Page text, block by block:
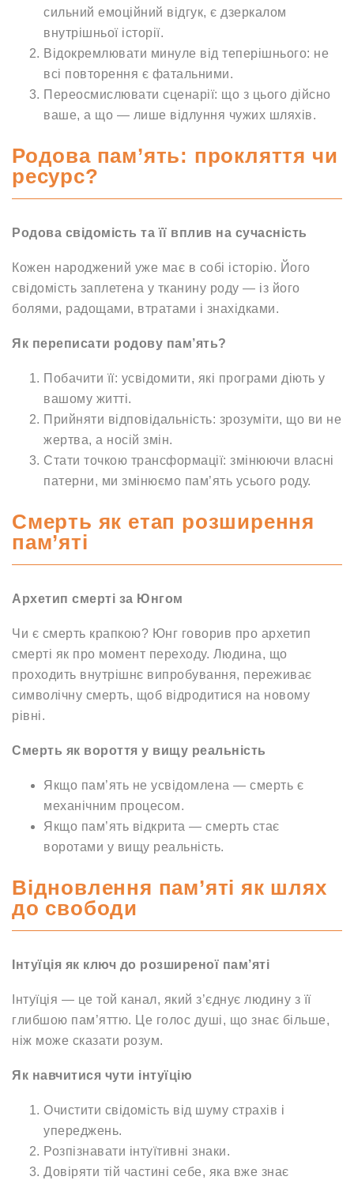
сильний емоційний відгук, є дзеркалом
внутрішньої історії.
Відокремлювати минуле від теперішнього: не
всі повторення є фатальними.
Переосмислювати сценарії: що з цього дійсно
ваше, а що — лише відлуння чужих шляхів.
Родова пам’ять: прокляття чи
ресурс?
Родова свідомість та її вплив на сучасність
Кожен народжений уже має в собі історію. Його
свідомість заплетена у тканину роду — із його
болями, радощами, втратами і знахідками.
Як переписати родову пам’ять?
Побачити її: усвідомити, які програми діють у
вашому житті.
Прийняти відповідальність: зрозуміти, що ви не
жертва, а носій змін.
Стати точкою трансформації: змінюючи власні
патерни, ми змінюємо пам’ять усього роду.
Смерть як етап розширення
пам’яті
Архетип смерті за Юнгом
Чи є смерть крапкою? Юнг говорив про архетип
смерті як про момент переходу. Людина, що
проходить внутрішнє випробування, переживає
символічну смерть, щоб відродитися на новому
рівні.
Смерть як вороття у вищу реальність
Якщо пам’ять не усвідомлена — смерть є
механічним процесом.
Якщо пам’ять відкрита — смерть стає
воротами у вищу реальність.
Відновлення пам’яті як шлях
до свободи
Інтуїція як ключ до розширеної пам’яті
Інтуїція — це той канал, який з’єднує людину з її
глибшою пам’яттю. Це голос душі, що знає більше,
ніж може сказати розум.
Як навчитися чути інтуїцію
Очистити свідомість від шуму страхів і
упереджень.
Розпізнавати інтуїтивні знаки.
Довіряти тій частині себе, яка вже знає